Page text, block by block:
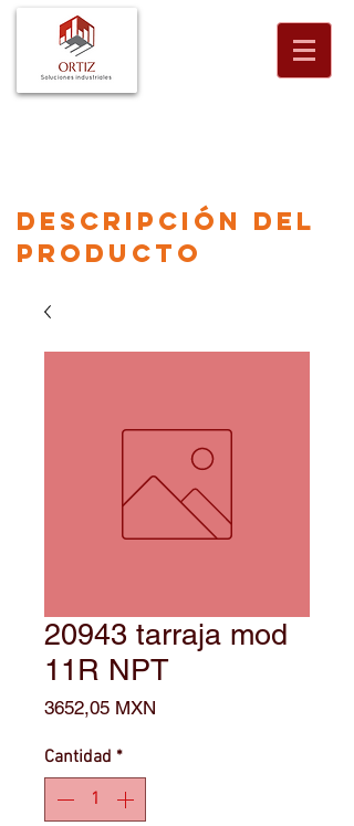
descripción
del
producto
20943 tarraja mod
11R NPT
3652,05 MXN
Cantidad *